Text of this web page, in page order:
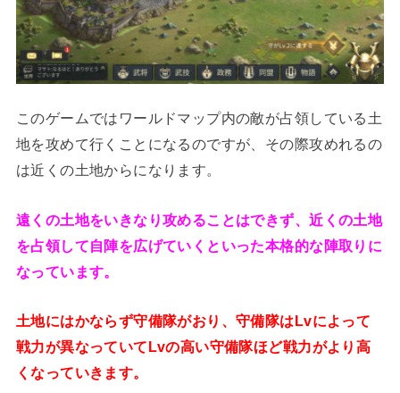
このゲームではワールドマップ内の敵が占領している土
地を攻めて行くことになるのですが、その際攻めれるの
は近くの土地からになります。
遠くの土地をいきなり攻めることはできず、近くの土地
を占領して自陣を広げていくといった本格的な陣取りに
なっています。
土地にはかならず守備隊がおり、守備隊はLvによって
戦力が異なっていてLvの高い守備隊ほど戦力がより高
くなっていきます。